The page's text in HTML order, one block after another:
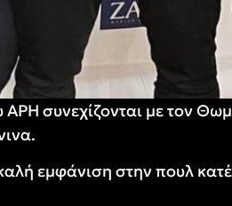
ΑΡΗ συνεχίζονται με τον
εμφάνιση στην πουλ